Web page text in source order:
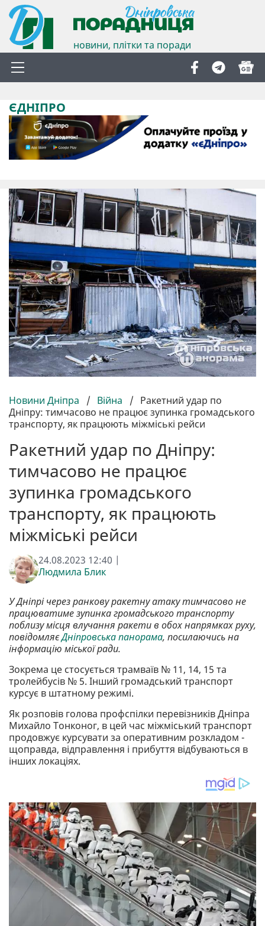
новини, плітки та поради
ЄДНІПРО
Новини Дніпра / Війна / Ракетний удар по
Дніпру: тимчасово не працює зупинка громадського
транспорту, як працюють міжміські рейси
Ракетний удар по Дніпру:
тимчасово не працює
зупинка громадського
транспорту, як працюють
міжміські рейси
24.08.2023 12:40 |
Людмила Блик
У Дніпрі через ранкову ракетну атаку тимчасово не
працюватиме зупинка громадського транспорту
поблизу місця влучання ракети в обох напрямках руху,
повідомляєДніпровська панорама, посилаючись на
інформацію міської ради.
Зокрема це стосується трамваїв № 11, 14, 15 та
тролейбусів № 5. Інший громадський транспорт
курсує в штатному режимі.
Як розповів голова профспілки перевізників Дніпра
Михайло Тонконог, в цей час міжміський транспорт
продовжує курсувати за оперативним розкладом -
щоправда, відправлення і прибуття відбуваються в
інших локаціях.